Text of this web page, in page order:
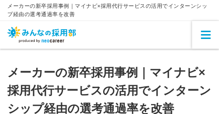
メーカーの新卒採用事例｜マイナビ×採用代行サービスの活用でインターンシッ
プ経由の選考通過率を改善
メーカーの新卒採用事例｜マイナビ×
採用代行サービスの活用でインターン
シップ経由の選考通過率を改善